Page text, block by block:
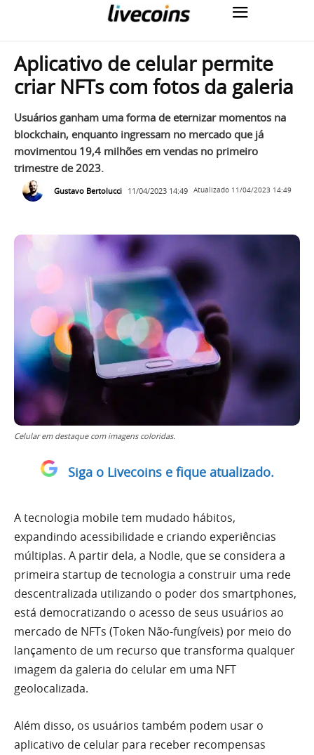
Aplicativo de celular permite
criar NFTs com fotos da galeria
Usuários ganham uma forma de eternizar momentos na
blockchain, enquanto ingressam no mercado que já
movimentou 19,4 milhões em vendas no primeiro
trimestre de 2023.
Gustavo Bertolucci 11/04/2023 14:49 Atualizado 11/04/2023 14:49
Celular em destaque com imagens coloridas.
Siga o Livecoins e fique atualizado.
A tecnologia mobile tem mudado hábitos,
expandindo acessibilidade e criando experiências
múltiplas. A partir dela, a Nodle, que se considera a
primeira startup de tecnologia a construir uma rede
descentralizada utilizando o poder dos smartphones,
está democratizando o acesso de seus usuários ao
mercado de NFTs (Token Não-fungíveis) por meio do
lançamento de um recurso que transforma qualquer
imagem da galeria do celular em uma NFT
geolocalizada.
Além disso, os usuários também podem usar o
aplicativo de celular para receber recompensas